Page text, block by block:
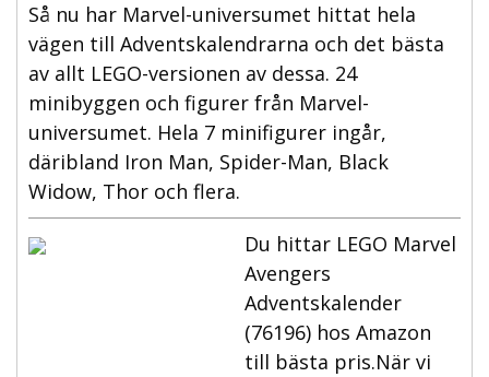
Så nu har Marvel-universumet hittat hela
vägen till Adventskalendrarna och det bästa
av allt LEGO-versionen av dessa. 24
minibyggen och figurer från Marvel-
universumet. Hela 7 minifigurer ingår,
däribland Iron Man, Spider-Man, Black
Widow, Thor och flera.
Du hittar LEGO Marvel
Avengers
Adventskalender
(76196) hos Amazon
till bästa pris.När vi